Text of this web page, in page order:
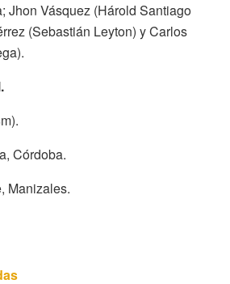
Jhon Vásquez (Hárold Santiago
(Sebastián Leyton) y Carlos
Córdoba.
Manizales.